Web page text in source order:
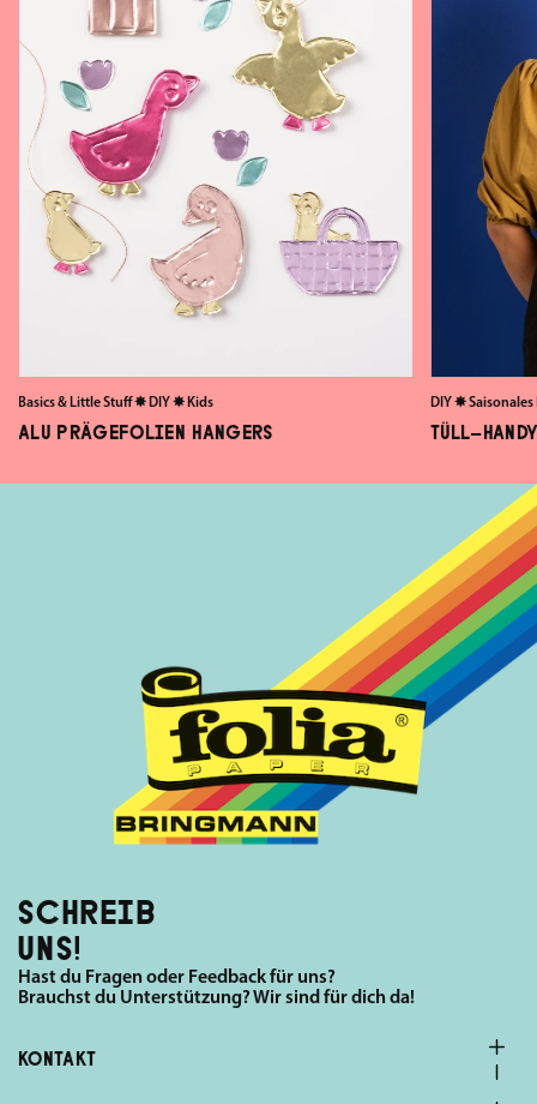
Basics & Little Stuff✸ DIY✸ Kids
ALU PRÄGEFOLIEN HANGERS
DIY✸
TÜLL-
SCHREIB
UNS!
Hast du Fragen oder Feedback für uns?
Brauchst du Unterstützung? Wir sind für dich da!
KONTAKT